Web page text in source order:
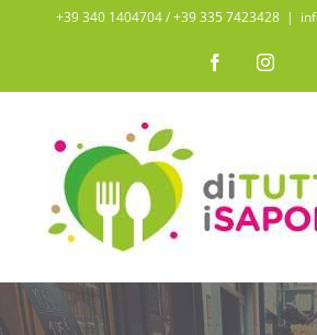
contenuto
+39 340 1404704 / ‭+39 335 7423428‬ |
Facebook